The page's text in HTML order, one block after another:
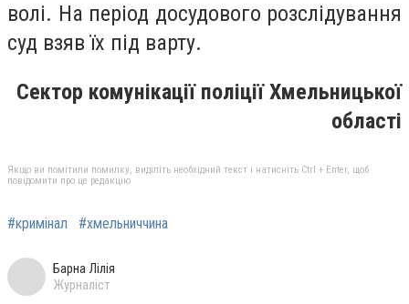
волі. На період досудового розслідування
суд взяв їх під варту.
Сектор комунікації поліції Хмельницької
області
Якщо ви помітили помилку, виділіть необхідний текст і натисніть Ctrl + Enter, щоб
повідомити про це редакцію
#кримінал #хмельниччина
Барна Лілія
Журналіст